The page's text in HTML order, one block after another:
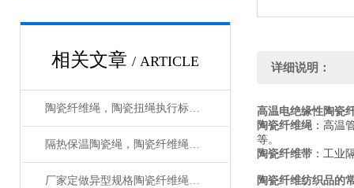
相关文章 / ARTICLE
陶瓷纤维绳，陶瓷扭绳执行标准，检验报告
隔热保温陶瓷绳，陶瓷纤维绳作用与用途
厂家定做异型规格陶瓷纤维绳，陶瓷绳（质量可靠）
详细说明：
高温电绝缘性陶瓷
陶瓷纤维绳 ：高温
等。
陶瓷纤维带 ：工业
陶瓷纤维纺织品的